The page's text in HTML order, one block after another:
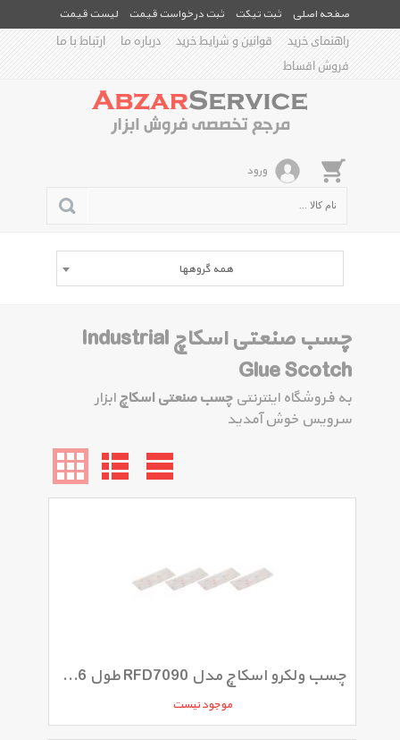
صفحه اصلی ثبت تیکت ثبت درخواست قیمت
لیست قیمت
راهنمای خرید
قوانین و شرایط خرید درباره ما
ارتباط با ما
فروش اقساط
ورود
همه گروهها
چسب صنعتی اسکاچ Industrial
Glue Scotch
به فروشگاه اینترنتی چسب صنعتی اسکاچابزار
سرویس خوش آمدید
چسب ولکرو اسکاچ مدل RFD7090 طول 7.6 سانتی‌متر
موجود نیست